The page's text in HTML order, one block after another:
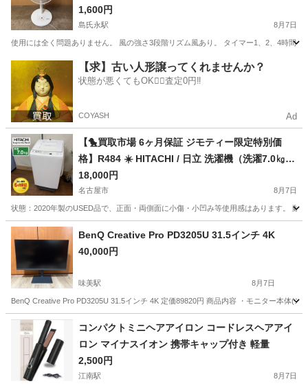
1,600円
島氏永駅 8月7日
使用には全く問題ありません。 風の強さ3段階リズム風あり。 タイマー1、2、4時間
島氏永駅 季節、空調家電
【求】古い人形譲ってくれませんか？
状態が悪くてもOK🙆‍♀️査定0円‼️
COYASH Ad
【🐤買取市場 6ヶ月保証 ジモティー限定特別価
格】R484 ☀️ HITACHI / 日立 洗濯機（洗濯7.0㎏) 2
0年製 NW-Z70E7 白い約束 ⭐ 動作確認済 ⭐ クリー
ニング済
18,000円
名古屋市 8月7日
状態：2020年製のUSED品で、正面・両側面に小傷・小凹み等使用感はあります。 動
愛知 名古屋市 BenQ Creative Pro PD3205U 31.5インチ 4K
40,000円
味美駅 8月7日
BenQ Creative Pro PD3205U 31.5インチ 4K 定価89820円 商品内容 ・モニター本体(
愛知 春日井市 味美駅
コンパクトミニヘアアイロン コードレスヘアアイ
ロン マイナスイオン 携帯キャップ付き 軽量
2,500円
江南駅 8月7日